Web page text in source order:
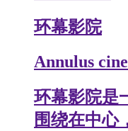
环幕影院
Annulus
环幕影院是
围绕在中心